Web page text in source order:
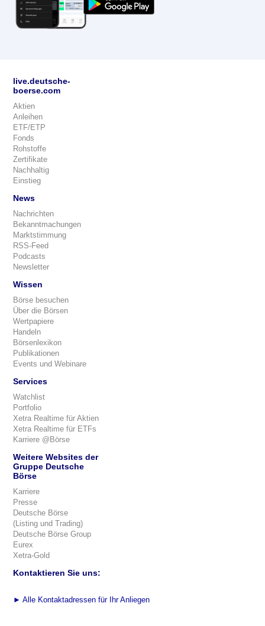
live.deutsche-
boerse.com
Aktien
Anleihen
ETF/ETP
Fonds
Rohstoffe
Zertifikate
Nachhaltig
Einstieg
News
Nachrichten
Bekanntmachungen
Marktstimmung
RSS-Feed
Podcasts
Newsletter
Wissen
Börse besuchen
Über die Börsen
Wertpapiere
Handeln
Börsenlexikon
Publikationen
Events und Webinare
Services
Watchlist
Portfolio
Xetra Realtime für Aktien
Xetra Realtime für ETFs
Karriere @Börse
Weitere Websites der
Gruppe Deutsche
Börse
Karriere
Presse
Deutsche Börse
(Listing und Trading)
Deutsche Börse Group
Eurex
Xetra-Gold
Kontaktieren Sie uns:
► Alle Kontaktadressen für Ihr Anliegen